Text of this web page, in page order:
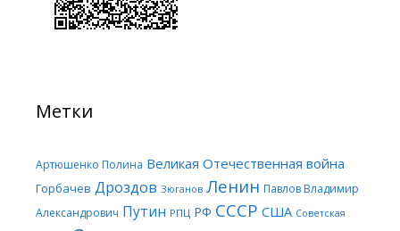
Метки
Артюшенко Полина Великая Отечественная война
Горбачев Дроздов Зюганов Ленин Павлов Владимир
Александрович Путин РПЦ РФ СССР США Советская